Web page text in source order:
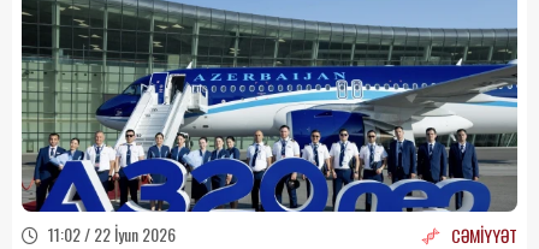
11:02 / 22 İyun 2026 CƏMİYYƏT